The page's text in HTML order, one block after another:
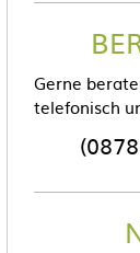
Gerne
telefonisch